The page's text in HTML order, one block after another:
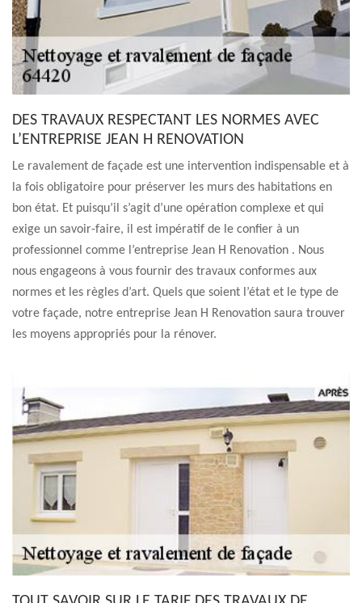
DES TRAVAUX RESPECTANT LES NORMES AVEC
L’ENTREPRISE JEAN H RENOVATION
Le ravalement de façade est une intervention indispensable et à
la fois obligatoire pour préserver les murs des habitations en
bon état. Et puisqu’il s’agit d’une opération complexe et qui
exige un savoir-faire, il est impératif de le confier à un
professionnel comme l’entreprise Jean H Renovation . Nous
nous engageons à vous fournir des travaux conformes aux
normes et les règles d’art. Quels que soient l’état et le type de
votre façade, notre entreprise Jean H Renovation saura trouver
les moyens appropriés pour la rénover.